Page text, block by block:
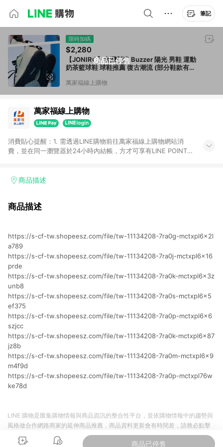
筆記
商品已停售
限時加碼
$2,280
【JONIRO】台灣製造 Buzzer 陽光 男鞋 運動
奶茶籃球鞋 球鞋推薦 復古潮流 (部分鞋款有現
萬家福線上購物
萬家福線上購物
消費貼心提醒：1. 需透過LINE購物前往萬家福線上購物網站消
費，並在同一瀏覽器於24小時內結帳，方才可享有LINE POINTS
4. 不具回饋資格種類商品：電子禮券。 5. 回饋點數計算將排除訂
錄，相關問題請於保留時間內聯絡客服中心，並由康達盛通生活
話題性或期間限定商品來滿足您的喜好。
商品描述
商品描述
https://s-cf-tw.shopeesz.com/file/tw-11134208-7ra0g-mctxpl6x2l
a789
https://s-cf-tw.shopeesz.com/file/tw-11134208-7ra0j-mctxpl6x16
prde
https://s-cf-tw.shopeesz.com/file/tw-11134208-7ra0k-mctxpl6x3z
unb8
https://s-cf-tw.shopeesz.com/file/tw-11134208-7ra0s-mctxpl6x5
ef375
https://s-cf-tw.shopeesz.com/file/tw-11134208-7ra0p-mctxpl6x6
szjcc
https://s-cf-tw.shopeesz.com/file/tw-11134208-7ra0k-mctxpl6x87
jz8b
https://s-cf-tw.shopeesz.com/file/tw-11134208-7ra0m-mctxpl6x9
m4f9d
https://s-cf-tw.shopeesz.com/file/tw-11134208-7ra0p-mctxpl76w
ke78d
商品已停售
LINE 購物是匯集購物情報與商品資訊的整合性平台，並依購物情報中的趨勢與
風格做合作網路商家的延伸商品推薦，商品資料更新會有時間差，請務必點擊
商品至各合作網路商家，確認現售價與購物條件，一切資訊以合作廠商網頁為
準。